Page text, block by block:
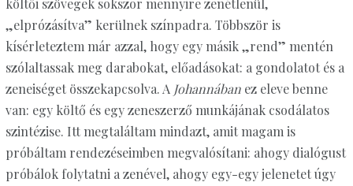
költői szövegek sokszor mennyire zenétlenül,
„elprózásítva” kerülnek színpadra. Többször is
kísérleteztem már azzal, hogy egy másik „rend” mentén
szólaltassak meg darabokat, előadásokat: a gondolatot és a
zeneiséget összekapcsolva. A Johannábanez eleve benne
van: egy költő és egy zeneszerző munkájának csodálatos
szintézise. Itt megtaláltam mindazt, amit magam is
próbáltam rendezéseimben megvalósítani: ahogy dialógust
próbálok folytatni a zenével, ahogy egy-egy jelenetet úgy